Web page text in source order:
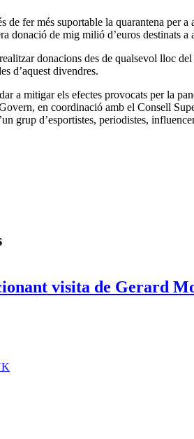
de fer més suportable la quarantena per
donació de mig milió d’euros destinats a
donacions des de qualsevol lloc
d’aquest divendres.
a mitigar els efectes provocats per la
en coordinació amb el Consell
grup d’esportistes, periodistes,
visita de Gerard